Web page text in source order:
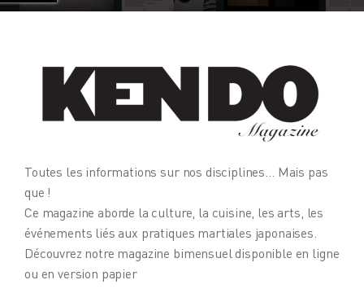
Toutes les informations sur nos disciplines… Mais pas
que !
Ce magazine aborde la culture, la cuisine, les arts, les
événements liés aux pratiques martiales japonaises.
Découvrez notre magazine bimensuel disponible en ligne
ou en version papier